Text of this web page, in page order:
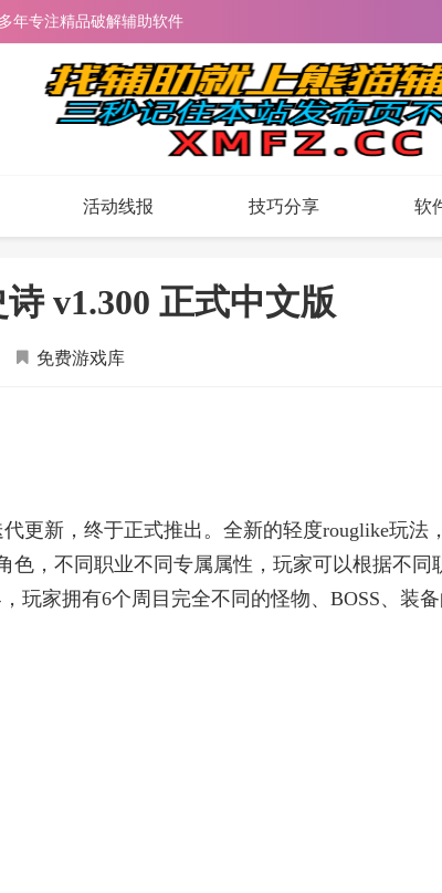
年专注精品破解辅助软件
活动线报 技巧分享 软
v1.300 正式中文版
免费游戏库
代更新，终于正式推出。全新的轻度rouglike玩法
色，不同职业不同专属属性，玩家可以根据不同
玩家拥有6个周目完全不同的怪物、BOSS、装备